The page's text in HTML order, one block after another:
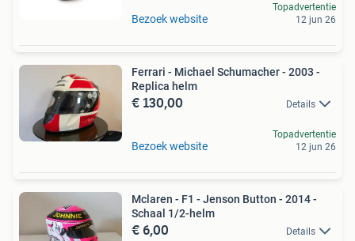
Bezoek website
Topadvertentie
12 jun 26
Ferrari - Michael Schumacher - 2003 -
Replica helm
€ 130,00 Details
Bezoek website
Topadvertentie
12 jun 26
Mclaren - F1 - Jenson Button - 2014 -
Schaal 1/2-helm
€ 6,00 Details